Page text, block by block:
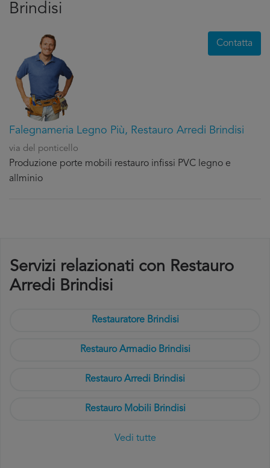
Brindisi
Falegnameria Legno Più, Restauro Arredi Brindisi
via del ponticello
Produzione porte mobili restauro infissi PVC legno e
allminio
Contatta
Servizi relazionati con Restauro
Arredi Brindisi
Restauratore Brindisi
Restauro Armadio Brindisi
Restauro Arredi Brindisi
Restauro Mobili Brindisi
Vedi tutte